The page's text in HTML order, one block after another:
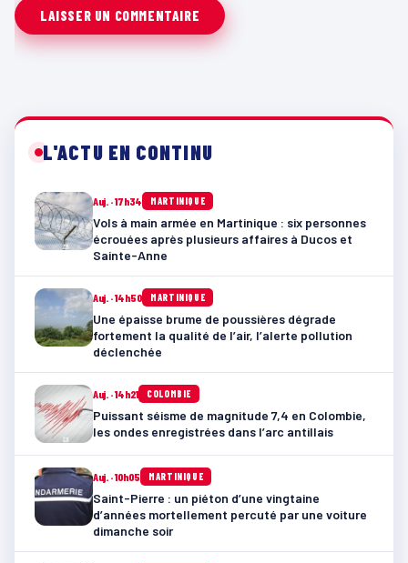
L'ACTU EN CONTINU
Auj. · 17h34 MARTINIQUE
Vols à main armée en Martinique : six personnes
écrouées après plusieurs affaires à Ducos et
Sainte-Anne
Auj. · 14h50 MARTINIQUE
Une épaisse brume de poussières dégrade
fortement la qualité de l’air, l’alerte pollution
déclenchée
Auj. · 14h21 COLOMBIE
Puissant séisme de magnitude 7,4 en Colombie,
les ondes enregistrées dans l’arc antillais
Auj. · 10h05 MARTINIQUE
Saint-Pierre : un piéton d’une vingtaine
d’années mortellement percuté par une voiture
dimanche soir